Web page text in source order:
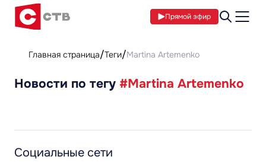
Прямой эфир
Главная страница Теги Martina Artemenko
Новости по тегу #Martina Artemenko
Социальные сети